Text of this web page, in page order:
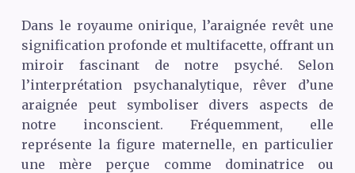
Dans le royaume onirique, l’araignée revêt une
signification profonde et multifacette, offrant un
miroir fascinant de notre psyché. Selon
l’interprétation psychanalytique, rêver d’une
araignée peut symboliser divers aspects de
notre inconscient. Fréquemment, elle
représente la figure maternelle, en particulier
une mère perçue comme dominatrice ou